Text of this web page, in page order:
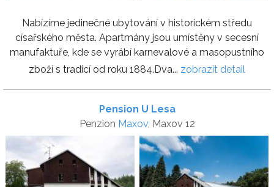
Nabízíme jedinečné ubytování v historickém středu
císařského města. Apartmány jsou umístěny v secesní
manufaktuře, kde se vyrábí karnevalové a masopustního
zboží s tradicí od roku 1884.Dva... zobrazit detail
Pension U Lesa
Penzion Maxov, Maxov 12